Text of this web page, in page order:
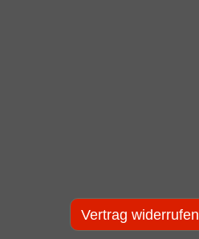
Vertrag widerrufen